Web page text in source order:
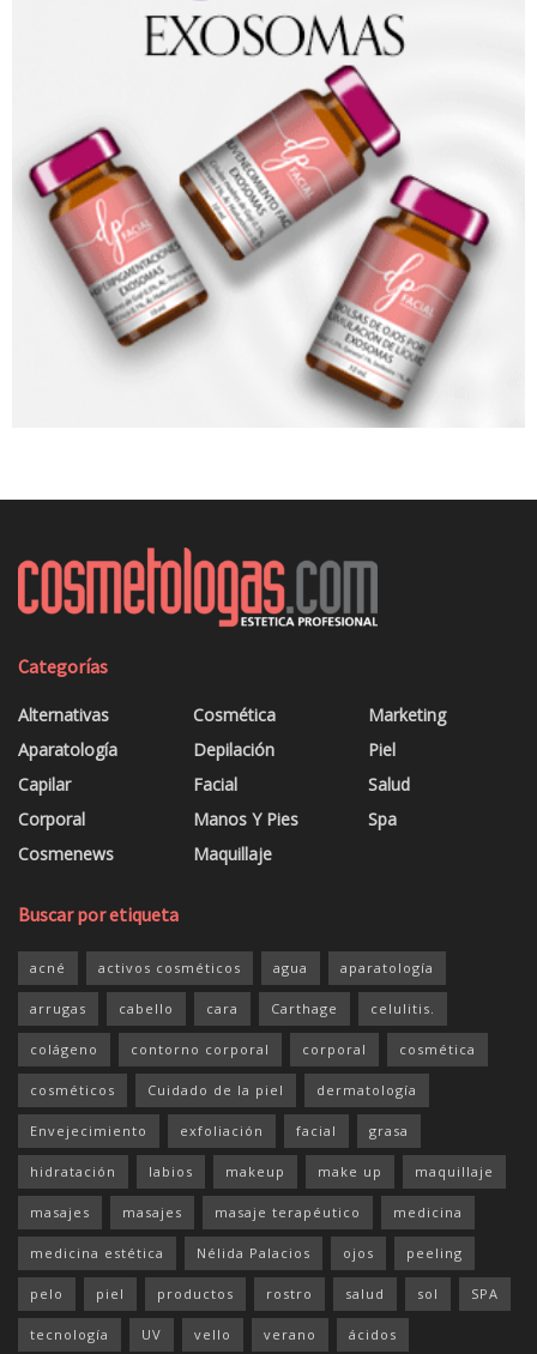
Alternativas
Aparatología
Capilar
Corporal
Cosmenews
Depilación
Facial
Manos Y Pies
Maquillaje
Piel
Salud
Spa
acné activos cosméticos
arrugas cabello cara Carthage celulitis.
colágeno contorno corporal corporal cosmética
cosméticos Cuidado de la piel dermatología
Envejecimiento exfoliación facial grasa
hidratación labios makeup make up
masajes masajes masaje terapéutico medicina
medicina estética Nélida Palacios ojos peeling
pelo piel productos rostro salud sol
tecnología UV vello verano ácidos